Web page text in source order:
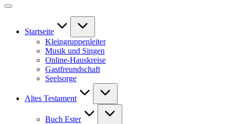
Startseite
Kleingruppenleiter
Musik und Singen
Online-Hauskreise
Gastfreundschaft
Seelsorge
Altes Testament
Buch Ester